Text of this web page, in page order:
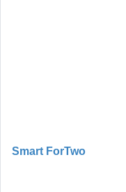
Smart ForTwo